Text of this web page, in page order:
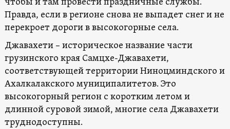
Правда, если в регионе снова не выпадет снег и не
перекроет дороги в высокогорные села.
Джавахети – историческое название части
грузинского края Самцхе-Джавахети,
соответствующей территории Ниноцминдского и
Ахалкалакского муниципалитетов. Это
высокогорный регион с коротким летом и
длинной суровой зимой, многие села Джавахети
труднодоступны.